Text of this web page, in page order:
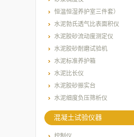
恒温恒湿养护室三件套）
水泥勃氏透气比表面积仪
水泥胶砂流动度测定仪
水泥胶砂耐磨试验机
水泥标准养护箱
水泥比长仪
水泥胶砂振实台
水泥细度负压筛析仪
混凝土试验仪器